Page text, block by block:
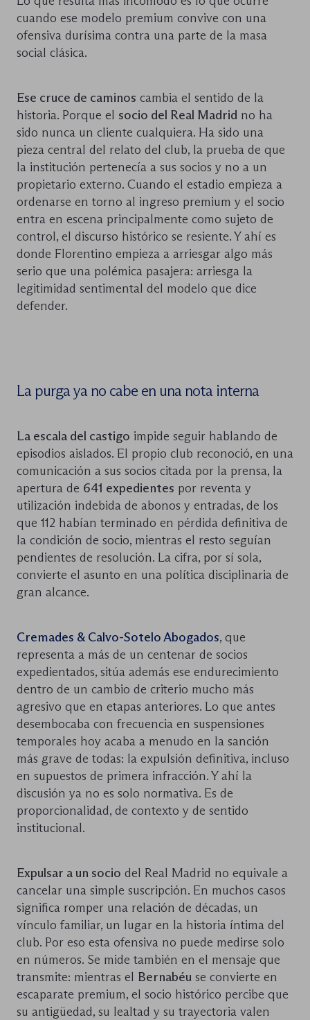
cuando ese modelo premium convive con una
ofensiva durísima contra una parte de la masa
social clásica.
Ese cruce de caminos cambia el sentido de la
historia. Porque el socio del Real Madrid no ha
sido nunca un cliente cualquiera. Ha sido una
pieza central del relato del club, la prueba de que
la institución pertenecía a sus socios y no a un
propietario externo. Cuando el estadio empieza a
ordenarse en torno al ingreso premium y el socio
entra en escena principalmente como sujeto de
control, el discurso histórico se resiente. Y ahí es
donde Florentino empieza a arriesgar algo más
serio que una polémica pasajera: arriesga la
legitimidad sentimental del modelo que dice
defender.
La purga ya no cabe en una nota interna
La escala del castigo impide seguir hablando de
episodios aislados. El propio club reconoció, en una
comunicación a sus socios citada por la prensa, la
apertura de 641 expedientes por reventa y
utilización indebida de abonos y entradas, de los
que 112 habían terminado en pérdida definitiva de
la condición de socio, mientras el resto seguían
pendientes de resolución. La cifra, por sí sola,
convierte el asunto en una política disciplinaria de
gran alcance.
Cremades & Calvo-Sotelo Abogados, que
representa a más de un centenar de socios
expedientados, sitúa además ese endurecimiento
dentro de un cambio de criterio mucho más
agresivo que en etapas anteriores. Lo que antes
desembocaba con frecuencia en suspensiones
temporales hoy acaba a menudo en la sanción
más grave de todas: la expulsión definitiva, incluso
en supuestos de primera infracción. Y ahí la
discusión ya no es solo normativa. Es de
proporcionalidad, de contexto y de sentido
institucional.
Expulsar a un socio del Real Madrid no equivale a
cancelar una simple suscripción. En muchos casos
significa romper una relación de décadas, un
vínculo familiar, un lugar en la historia íntima del
club. Por eso esta ofensiva no puede medirse solo
en números. Se mide también en el mensaje que
transmite: mientras el Bernabéu se convierte en
escaparate premium, el socio histórico percibe que
su antigüedad, su lealtad y su trayectoria valen